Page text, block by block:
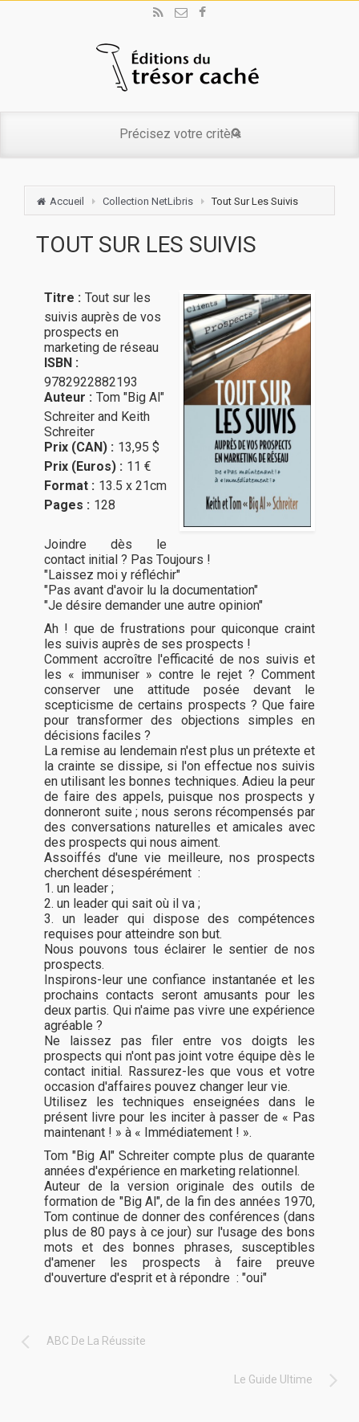
Accueil Collection NetLibris Tout Sur Les Suivis
TOUT SUR LES SUIVIS
Titre : Tout sur les
suivis auprès de vos
prospects en
marketing de réseau
ISBN :
9782922882193
Auteur : Tom "Big Al"
Schreiter and Keith
Schreiter
Prix (CAN) : 13,95 $
Prix (Euros) : 11 €
Format : 13.5 x 21cm
Pages : 128
Joindre dès le
contact initial ? Pas Toujours !
"Laissez moi y réfléchir"
"Pas avant d'avoir lu la documentation"
"Je désire demander une autre opinion"
Ah ! que de frustrations pour quiconque craint
les suivis auprès de ses prospects !
Comment accroître l'efficacité de nos suivis et
les « immuniser » contre le rejet ? Comment
conserver une attitude posée devant le
scepticisme de certains prospects ? Que faire
pour transformer des objections simples en
décisions faciles ?
La remise au lendemain n'est plus un prétexte et
la crainte se dissipe, si l'on effectue nos suivis
en utilisant les bonnes techniques. Adieu la peur
de faire des appels, puisque nos prospects y
donneront suite ; nous serons récompensés par
des conversations naturelles et amicales avec
des prospects qui nous aiment.
Assoiffés d'une vie meilleure, nos prospects
cherchent désespérément :
1. un leader ;
2. un leader qui sait où il va ;
3. un leader qui dispose des compétences
requises pour atteindre son but.
Nous pouvons tous éclairer le sentier de nos
prospects.
Inspirons-leur une confiance instantanée et les
prochains contacts seront amusants pour les
deux partis. Qui n'aime pas vivre une expérience
agréable ?
Ne laissez pas filer entre vos doigts les
prospects qui n'ont pas joint votre équipe dès le
contact initial. Rassurez-les que vous et votre
occasion d'affaires pouvez changer leur vie.
Utilisez les techniques enseignées dans le
présent livre pour les inciter à passer de « Pas
maintenant ! » à « Immédiatement ! ».
Tom "Big Al" Schreiter compte plus de quarante
années d'expérience en marketing relationnel.
Auteur de la version originale des outils de
formation de "Big Al", de la fin des années 1970,
Tom continue de donner des conférences (dans
plus de 80 pays à ce jour) sur l'usage des bons
mots et des bonnes phrases, susceptibles
d'amener les prospects à faire preuve
d'ouverture d'esprit et à répondre : "oui"
ABC De La Réussite
Le Guide Ultime